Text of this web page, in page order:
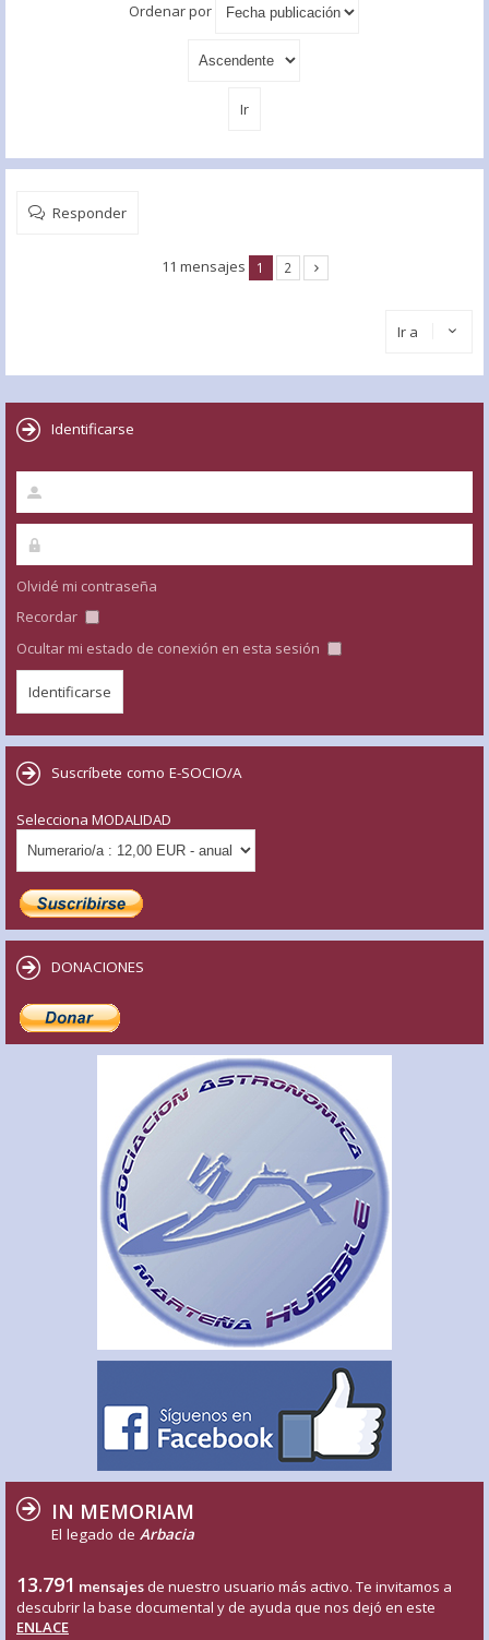
Ordenar por
Responder
11 mensajes 1 2
Ir a
Identificarse
Olvidé mi contraseña
Recordar
Ocultar mi estado de conexión en esta sesión
Suscríbete como E-SOCIO/A
Selecciona MODALIDAD
DONACIONES
IN MEMORIAM
El legado de Arbacia
13.791 mensajes de nuestro usuario más activo. Te invitamos a
descubrir la base documental y de ayuda que nos dejó en este
ENLACE